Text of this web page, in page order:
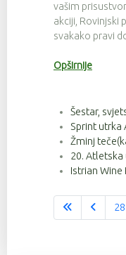
vašim
akciji, Rovinjski
svakako pravi
Opširnije
Šestar,
Sprint utrka
Žminj
20. Atletska
Istrian Wine
28